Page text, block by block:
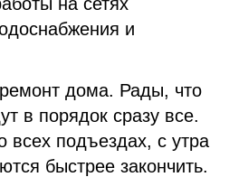
и
дома. Рады, что
в порядок сразу все.
всех подъездах, с утра
быстрее закончить.